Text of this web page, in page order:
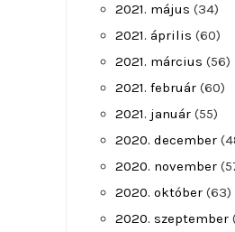
2021. május (34)
2021. április (60)
2021. március (56)
2021. február (60)
2021. január (55)
2020. december
2020. november
2020. október (63)
2020. szeptember